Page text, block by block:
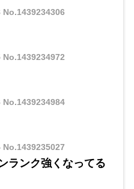
No.1439234306
No.1439234972
No.1439234984
No.1439235027
ランク強くなってる